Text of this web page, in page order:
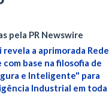
pela PR Newswire
revela a aprimorada Rede
base na filosofia de
e Inteligente" para
Industrial em toda